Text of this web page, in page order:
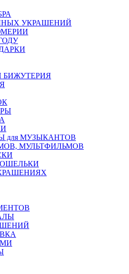
УКРАШЕНИЙ
БИЖУТЕРИЯ
для МУЗЫКАНТОВ
МУЛЬТФИЛЬМОВ